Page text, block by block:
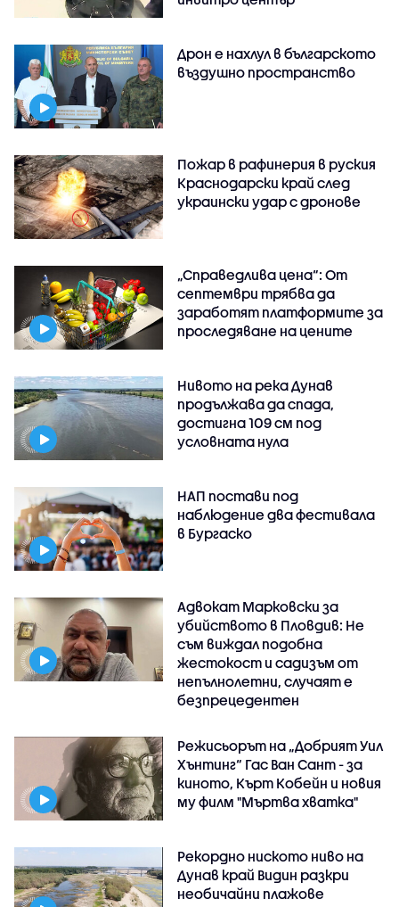
Дрон е нахлул в българското
въздушно пространство
Пожар в рафинерия в руския
Краснодарски край след
украински удар с дронове
„Справедлива цена“: От
септември трябва да
заработят платформите за
проследяване на цените
Нивото на река Дунав
продължава да спада,
достигна 109 см под
условната нула
НАП постави под
наблюдение два фестивала
в Бургаско
Адвокат Марковски за
убийството в Пловдив: Не
съм виждал подобна
жестокост и садизъм от
непълнолетни, случаят е
безпрецедентен
Режисьорът на „Добрият Уил
Хънтинг“ Гас Ван Сант - за
киното, Кърт Кобейн и новия
му филм "Мъртва хватка"
Рекордно ниското ниво на
Дунав край Видин разкри
необичайни плажове